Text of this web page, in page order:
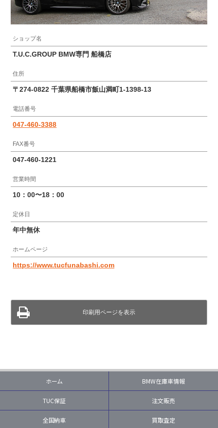
ショップ名
T.U.C.GROUP BMW専門 船橋店
住所
〒274-0822 千葉県船橋市飯山満町1-1398-13
電話番号
047-460-3388
FAX番号
047-460-1221
営業時間
10：00〜18：00
定休日
年中無休
ホームページ
https://www.tucfunabashi.com
印刷用ページを表示
ホーム BMW在庫車情報
TUC保証 注文販売
全国納車 買取査定